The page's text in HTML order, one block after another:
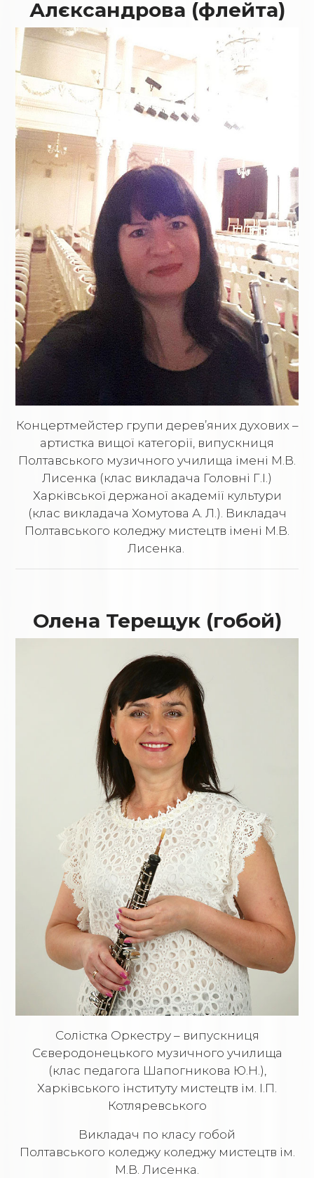
Алєксандрова (флейта)
Концертмейстер групи дерев’яних духових –
артистка вищої категорії, випускниця
Полтавського музичного училища імені М.В.
Лисенка (клас викладача Головні Г.І.)
Харківської держаної академії культури
(клас викладача Хомутова А. Л.). Викладач
Полтавського коледжу мистецтв імені М.В.
Лисенка.
Олена Терещук (гобой)
Солістка Оркестру – випускниця
Сєверодонецького музичного училища
(клас педагога Шапогникова Ю.Н.),
Харківського інституту мистецтв ім. І.П.
Котляревського
Викладач по класу гобой
Полтавського коледжу коледжу мистецтв ім.
М.В. Лисенка.